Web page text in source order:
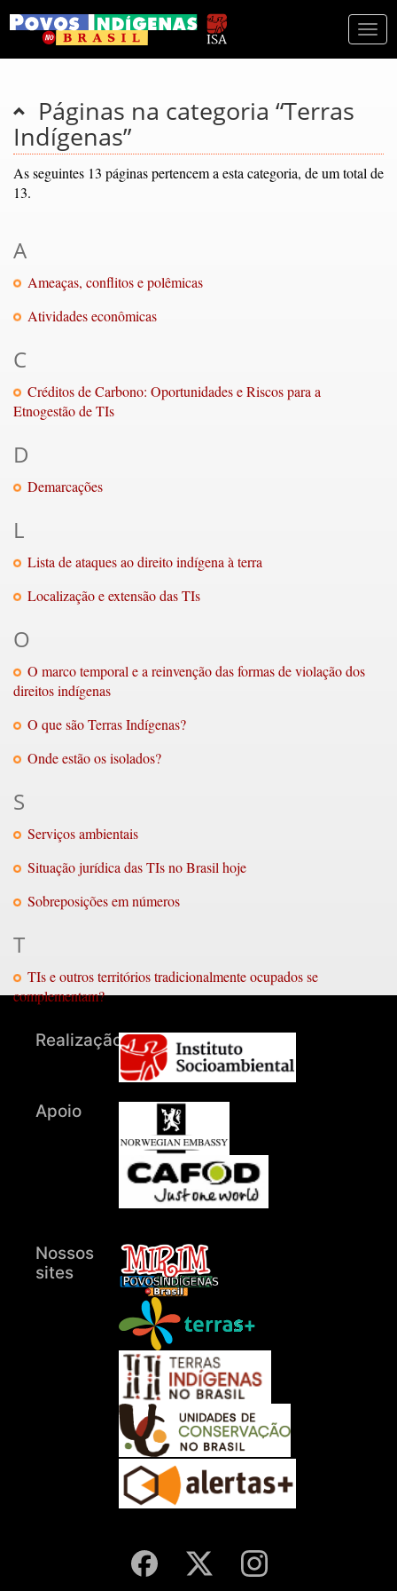
Páginas na categoria “Terras
Indígenas”
As seguintes 13 páginas pertencem a esta categoria, de um total de
13.
A
Ameaças, conflitos e polêmicas
Atividades econômicas
C
Créditos de Carbono: Oportunidades e Riscos para a
Etnogestão de TIs
D
Demarcações
L
Lista de ataques ao direito indígena à terra
Localização e extensão das TIs
O
O marco temporal e a reinvenção das formas de violação dos
direitos indígenas
O que são Terras Indígenas?
Onde estão os isolados?
S
Serviços ambientais
Situação jurídica das TIs no Brasil hoje
Sobreposições em números
T
TIs e outros territórios tradicionalmente ocupados se
complementam?